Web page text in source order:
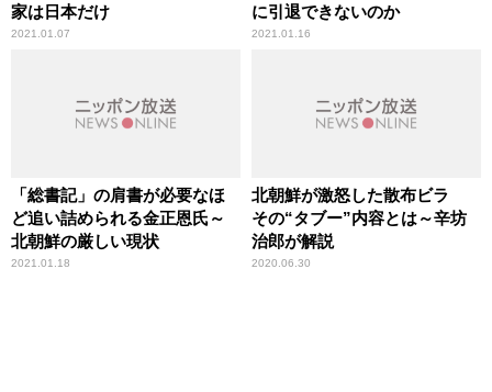
家は日本だけ
2021.01.07
に引退できないのか
2021.01.16
「総書記」の肩書が必要なほ
ど追い詰められる金正恩氏～
北朝鮮の厳しい現状
2021.01.18
北朝鮮が激怒した散布ビラ
その“タブー”内容とは～辛坊
治郎が解説
2020.06.30